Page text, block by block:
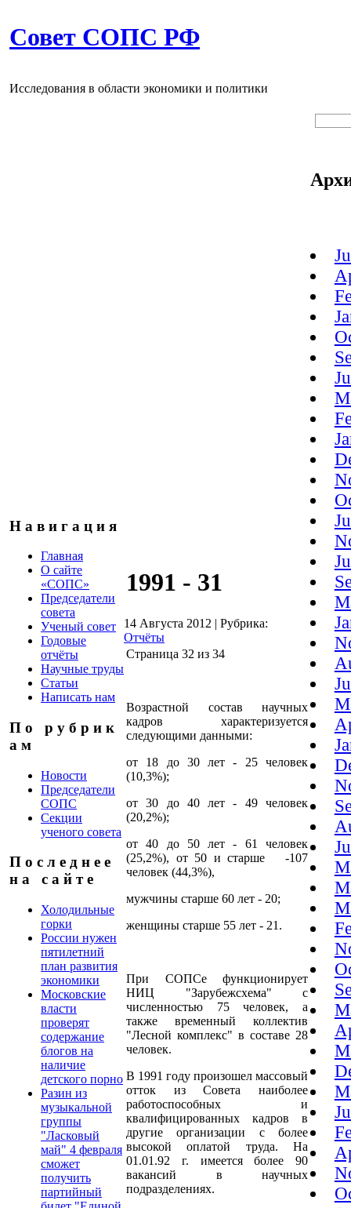
Совет СОПС РФ
Исследования в области экономики и политики
Н а в и г а ц и я
Главная
О сайте
«СОПС»
Председатели
совета
Ученый совет
Годовые
отчёты
Научные труды
Статьи
Написать нам
П о р у б р и к
а м
Новости
Председатели
СОПС
Секции
ученого совета
П о с л е д н е е
н а с а й т е
Холодильные
горки
России нужен
пятилетний
план развития
экономики
Московские
власти
проверят
содержание
блогов на
наличие
детского порно
Разин из
музыкальной
группы
"Ласковый
май" 4 февраля
сможет
получить
партийный
1991 - 31
14 Августа 2012 | Рубрика:
Отчёты
Страница 32 из 34
Возрастной состав научных
кадров характеризуется
следующими данными:
от 18 до 30 лет - 25 человек
(10,3%);
от 30 до 40 лет - 49 человек
(20,2%);
от 40 до 50 лет - 61 человек
(25,2%), от 50 и старше -107
человек (44,3%),
мужчины старше 60 лет - 20;
женщины старше 55 лет - 21.
При СОПСе функционирует
НИЦ "Зарубежсхема" с
численностью 75 человек, а
также временный коллектив
"Лесной комплекс" в составе 28
человек.
В 1991 году произошел массовый
отток из Совета наиболее
работоспособных и
квалифицированных кадров в
другие организации с более
высокой оплатой труда. На
01.01.92 г. имеется более 90
вакансий в научных
подразделениях.